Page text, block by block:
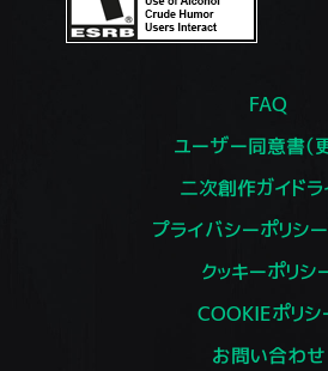
FAQ
ユーザー同意書（
二次創作ガイドラ
プライバシーポリシー
クッキーポリシ
COOKIEポリシ
お問い合わせ